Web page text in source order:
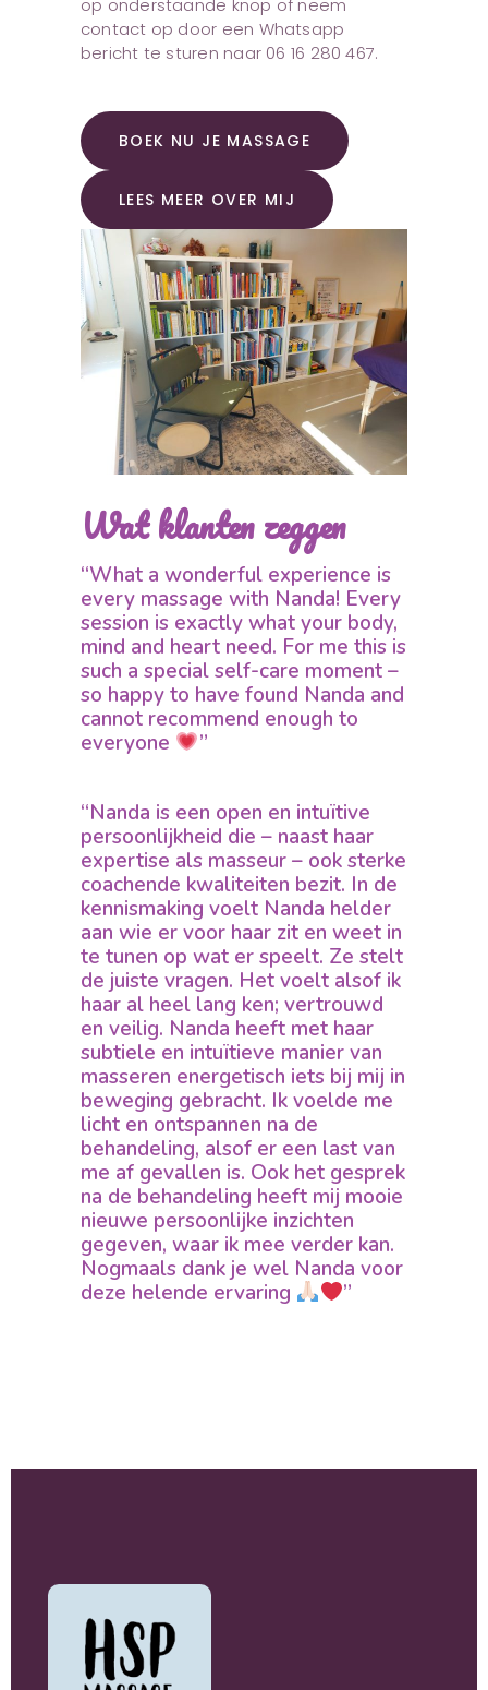
op onderstaande knop of neem
contact op door een Whatsapp
bericht te sturen naar 06 16 280 467.
BOEK NU JE MASSAGE
LEES MEER OVER MIJ
Wat klanten zeggen
“What a wonderful experience is
every massage with Nanda! Every
session is exactly what your body,
mind and heart need. For me this is
such a special self-care moment –
so happy to have found Nanda and
cannot recommend enough to
everyone
”
“Nanda is een open en intuïtive
persoonlijkheid die – naast haar
expertise als masseur – ook sterke
coachende kwaliteiten bezit. In de
kennismaking voelt Nanda helder
aan wie er voor haar zit en weet in
te tunen op wat er speelt. Ze stelt
de juiste vragen. Het voelt alsof ik
haar al heel lang ken; vertrouwd
en veilig. Nanda heeft met haar
subtiele en intuïtieve manier van
masseren energetisch iets bij mij in
beweging gebracht. Ik voelde me
licht en ontspannen na de
behandeling, alsof er een last van
me af gevallen is. Ook het gesprek
na de behandeling heeft mij mooie
nieuwe persoonlijke inzichten
gegeven, waar ik mee verder kan.
Nogmaals dank je wel Nanda voor
deze helende ervaring
”